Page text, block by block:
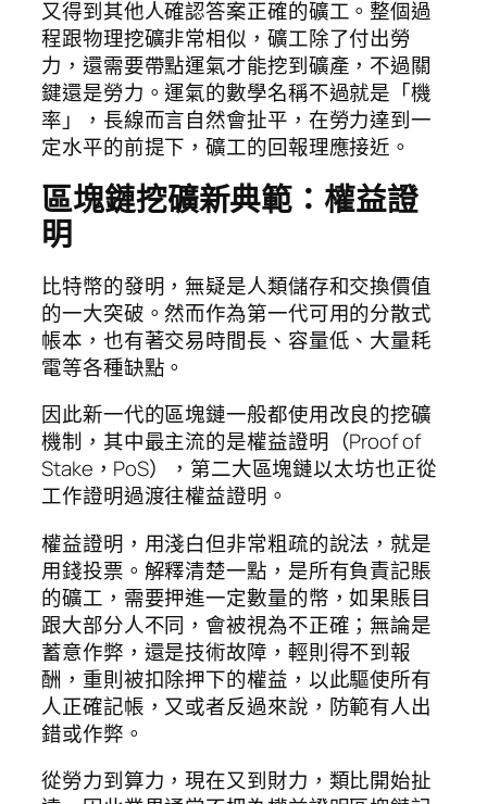
又得到其他人確認答案正確的礦工。整個過
程跟物理挖礦非常相似，礦工除了付出勞
力，還需要帶點運氣才能挖到礦產，不過關
鍵還是勞力。運氣的數學名稱不過就是「機
率」，長線而言自然會扯平，在勞力達到一
定水平的前提下，礦工的回報理應接近。
區塊鏈挖礦新典範：權益證
明
比特幣的發明，無疑是人類儲存和交換價值
的一大突破。然而作為第一代可用的分散式
帳本，也有著交易時間長、容量低、大量耗
電等各種缺點。
因此新一代的區塊鏈一般都使用改良的挖礦
機制，其中最主流的是權益證明（Proof of
Stake，PoS），第二大區塊鏈以太坊也正從
工作證明過渡往權益證明。
權益證明，用淺白但非常粗疏的說法，就是
用錢投票。解釋清楚一點，是所有負責記賬
的礦工，需要押進一定數量的幣，如果賬目
跟大部分人不同，會被視為不正確；無論是
蓄意作弊，還是技術故障，輕則得不到報
酬，重則被扣除押下的權益，以此驅使所有
人正確記帳，又或者反過來說，防範有人出
錯或作弊。
從勞力到算力，現在又到財力，類比開始扯